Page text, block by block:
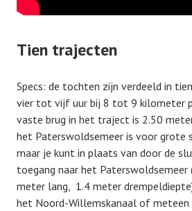
Tien trajecten
Specs: de tochten zijn verdeeld in
vier tot vijf uur bij 8 tot 9 kilometer
vaste brug in het traject is 2.50
het Paterswoldsemeer is voor grote
maar je kunt in plaats van door de
toegang naar het Paterswoldsemeer
meter lang, 1.4 meter
het Noord-Willemskanaal of meteen